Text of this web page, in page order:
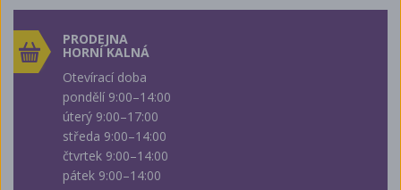
PRODEJNA
HORNÍ KALNÁ
Otevírací doba
pondělí 9:00–14:00
úterý 9:00–17:00
středa 9:00–14:00
čtvrtek 9:00–14:00
pátek 9:00–14:00